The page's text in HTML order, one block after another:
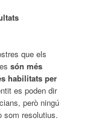
que els
són més
habilitats per
es poden dir
però ningú
som resolutius.